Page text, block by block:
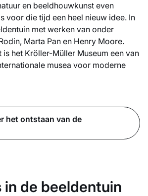
en beeldhouwkunst even
voor die tijd een heel nieuw idee. In
met werken van onder
Marta Pan en Henry Moore.
is het Kröller-Müller Museum een van
musea voor moderne
het ontstaan van de
in de beeldentuin